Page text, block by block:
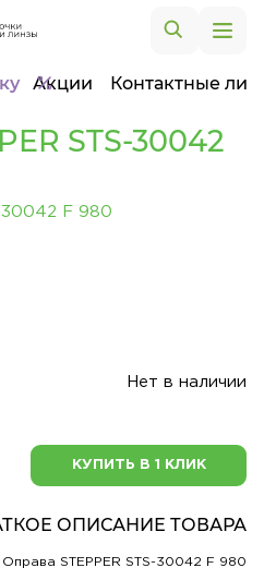
Акции Контактные
STS-30042
Нет в наличии
КУПИТЬ В 1 КЛИК
ОПИСАНИЕ ТОВАРА
Оправа STEPPER STS-30042 F 980